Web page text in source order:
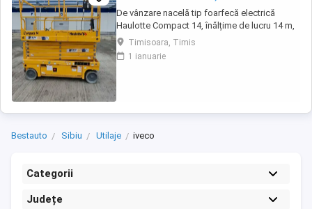
De vânzare nacelă tip foarfecă electrică
Haulotte Compact 14, înălțime de lucru 14 m,
an fabricație 2020, ore funcționare 570, stare
foarte bună de funcționarepreț 7000 euro
+TVA
Timisoara, Timis
1 ianuarie
Bestauto Sibiu Utilaje iveco
Categorii
Județe